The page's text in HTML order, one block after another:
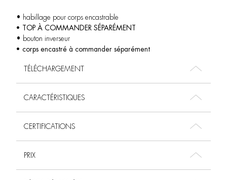
• habillage pour corps encastrable
• TOP À COMMANDER SÉPARÉMENT
• bouton inverseur
• corps encastré à commander séparément
TÉLÉCHARGEMENT
CARACTÉRISTIQUES
CERTIFICATIONS
PRIX